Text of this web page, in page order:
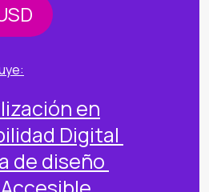
en
Digital
de diseño